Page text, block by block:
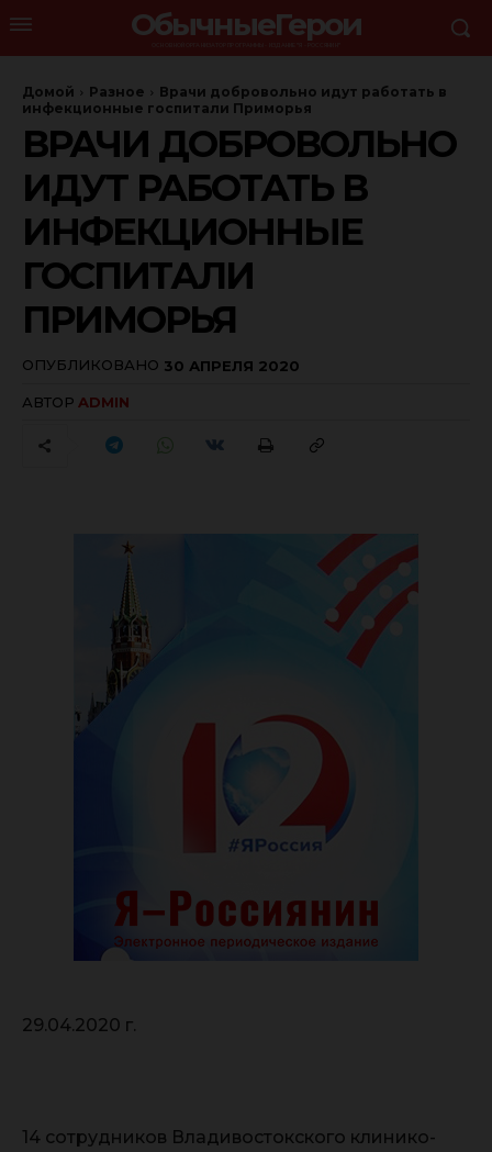
ОбычныеГерои
Домой Разное
Врачи добровольно идут работать в
инфекционные госпитали Приморья
ВРАЧИ ДОБРОВОЛЬНО
ИДУТ РАБОТАТЬ В
ИНФЕКЦИОННЫЕ
ГОСПИТАЛИ
ПРИМОРЬЯ
ОПУБЛИКОВАНО 30 АПРЕЛЯ 2020
АВТОР ADMIN
29.04.2020 г.
14 сотрудников Владивостокского клинико-